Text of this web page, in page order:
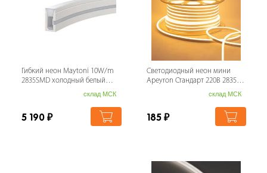
Гибкий неон Maytoni 10W/m
2835SMD холодный белый
склад МСК
5 190 ₽
Светодиодный неон мини
Apeyron Стандарт 220В 2835
5,5Вт/м 3000К 50м IP65 17-32
склад МСК
185 ₽